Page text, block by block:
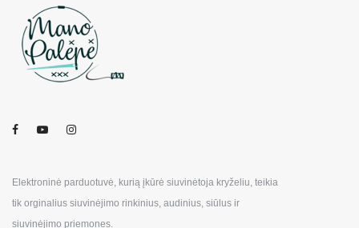
Elektroninė parduotuvė, kurią įkūrė siuvinėtoja kryželiu, teikia
tik orginalius siuvinėjimo rinkinius, audinius, siūlus ir
siuvinėjimo priemones.